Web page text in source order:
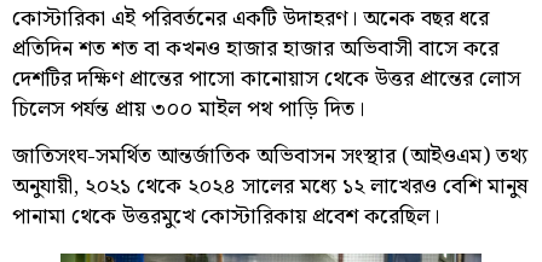
কোস্টারিকা এই পরিবর্তনের একটি উদাহরণ। অনেক বছর ধরে
প্রতিদিন শত শত বা কখনও হাজার হাজার অভিবাসী বাসে করে
দেশটির দক্ষিণ প্রান্তের পাসো কানোয়াস থেকে উত্তর প্রান্তের লোস
চিলেস পর্যন্ত প্রায় ৩০০ মাইল পথ পাড়ি দিত।
জাতিসংঘ-সমর্থিত আন্তর্জাতিক অভিবাসন সংস্থার (আইওএম) তথ্য
অনুযায়ী, ২০২১ থেকে ২০২৪ সালের মধ্যে ১২ লাখেরও বেশি মানুষ
পানামা থেকে উত্তরমুখে কোস্টারিকায় প্রবেশ করেছিল।